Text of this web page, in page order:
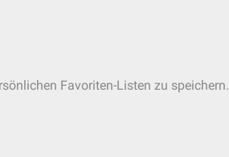
Favoriten-Listen zu speichern.